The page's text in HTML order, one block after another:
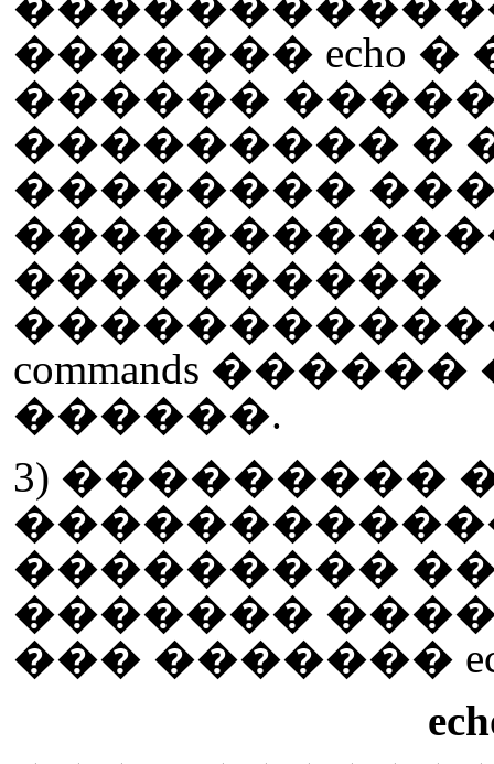
������� echo �
������
��������� �
��������
����������
commands
������.
3) ���������
���������
�������
��� �������